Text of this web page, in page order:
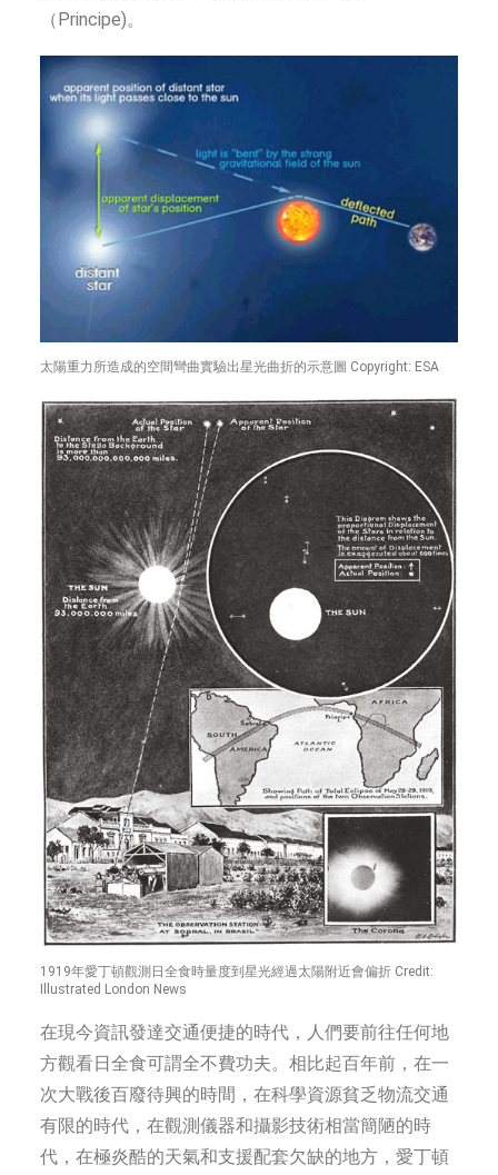
（Principe)。
太陽重力所造成的空間彎曲實驗出星光曲折的示意圖 Copyright: ESA
1919年愛丁頓觀測日全食時量度到星光經過太陽附近會偏折 Credit:
Illustrated London News
在現今資訊發達交通便捷的時代，人們要前往任何地
方觀看日全食可謂全不費功夫。相比起百年前，在一
次大戰後百廢待興的時間，在科學資源貧乏物流交通
有限的時代，在觀測儀器和攝影技術相當簡陋的時
代，在極炎酷的天氣和支援配套欠缺的地方，愛丁頓